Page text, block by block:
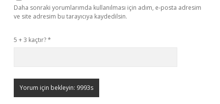
Daha sonraki yorumlarımda kullanılması için adım, e-posta adresim
ve site adresim bu tarayıcıya kaydedilsin.
5 + 3 kaçtır?*